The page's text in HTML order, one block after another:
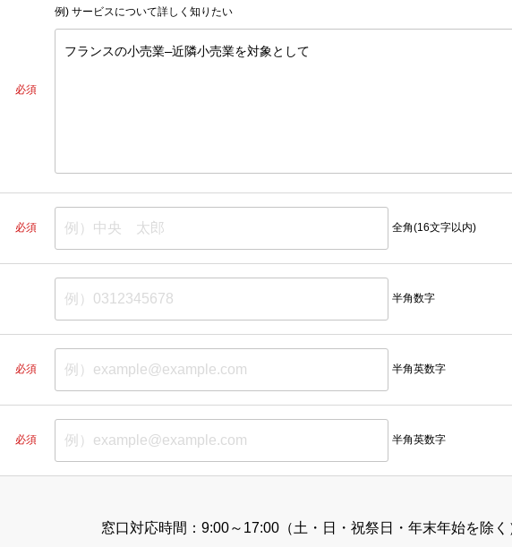
必須
例) サービスについて詳しく知りたい
必須 全角(16文字以内)
半角数字
必須 半角英数字
必須 半角英数字
窓口対応時間：9:00～17:00（土・日・祝祭日・年末年始を除く